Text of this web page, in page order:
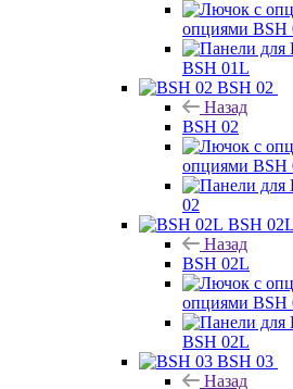
опциями BSH
BSH 01L
BSH 02
Назад
BSH 02
опциями BSH
02
BSH 02L
Назад
BSH 02L
опциями BSH
BSH 02L
BSH 03
Назад